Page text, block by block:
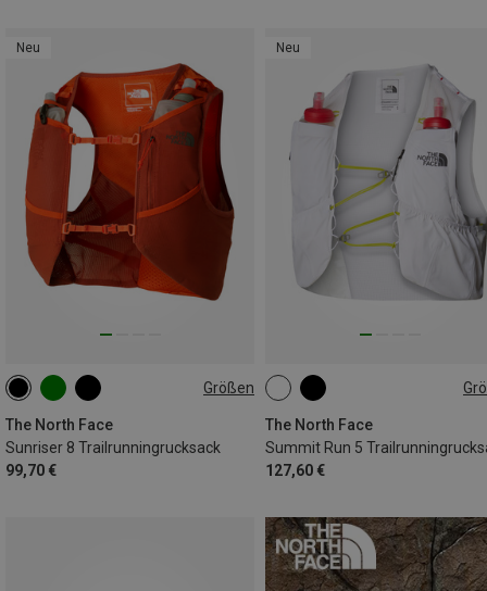
Neu
Größen
The North Face
Sunriser 8 Trailrunningrucksack
99,70 €
8L | L 8L | S
8L | XL
8L | M
Neu
The North Face
Summit Run 5
127,60 €
5L | XL